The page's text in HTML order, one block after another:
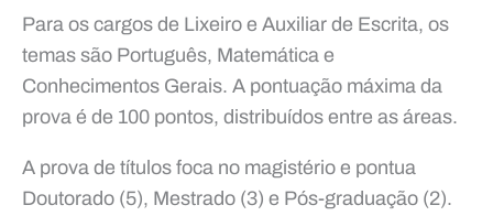
Para os cargos de Lixeiro e Auxiliar de Escrita, os
temas são Português, Matemática e
Conhecimentos Gerais. A pontuação máxima da
prova é de 100 pontos, distribuídos entre as áreas.
A prova de títulos foca no magistério e pontua
Doutorado (5), Mestrado (3) e Pós-graduação (2).